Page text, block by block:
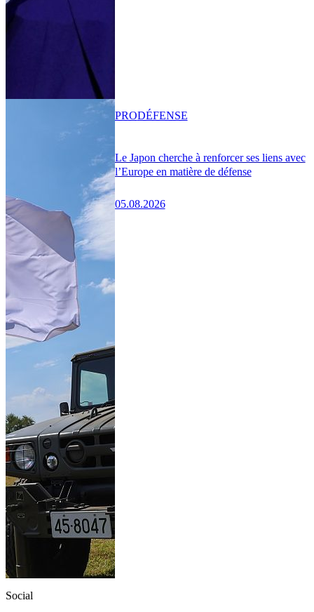
Le Japon cherche à renforcer ses liens avec
l’Europe en matière de défense
05.08.2026
PRODÉFENSE
Social